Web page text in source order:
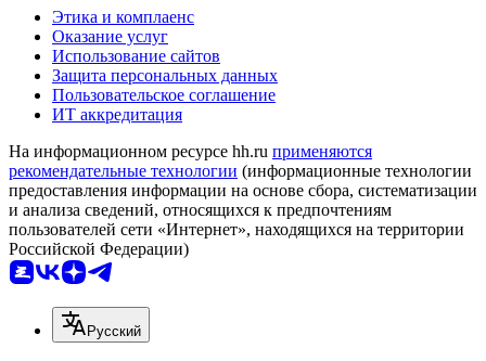
Этика и комплаенс
Оказание услуг
Использование сайтов
Защита персональных данных
Пользовательское соглашение
ИТ аккредитация
На информационном ресурсе hh.ru применяются
рекомендательные технологии (информационные технологии
предоставления информации на основе сбора, систематизации
и анализа сведений, относящихся к предпочтениям
пользователей сети «Интернет», находящихся на территории
Российской Федерации)
Русский